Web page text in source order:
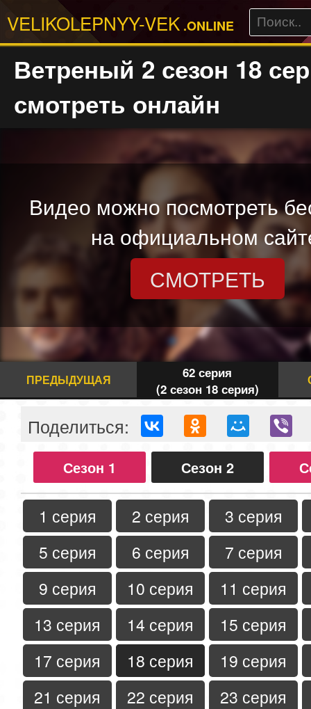
VELIKOLEPNYY-VEK .ONLINE
Ветреный 2 сезон 18
смотреть онлайн
Видео можно посмотреть
на официальном
СМОТРЕТЬ
ПРЕДЫДУЩАЯ
62 серия
(2 сезон 18 серия)
Поделиться:
Сезон 1 Сезон 2
1 серия 2 серия
3 серия
5 серия
6 серия
7 серия
9 серия
10 серия
11 серия
13 серия
14 серия
15 серия
17 серия
18 серия
19 серия
21 серия
22 серия
23 серия